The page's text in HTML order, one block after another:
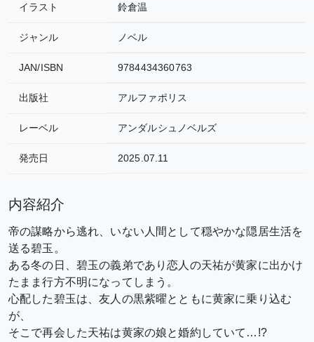
イラスト 鈴倉温
ジャンル ノベル
JAN/ISBN 9784434360763
出版社 アルファポリス
レーベル アンダルシュノベルズ
発売日 2025.07.11
内容紹介
帝の謀略から逃れ、いない人間として穏やかな隠居生活を
送る碧玉。
ある冬の日、碧玉の義弟であり恋人の天祐が黄家に出かけ
たまま行方不明になってしまう。
心配した碧玉は、友人の黒紫曜とともに黄家に乗り込む
が、
そこで再会した天祐は黄家の娘と婚約していて…!?